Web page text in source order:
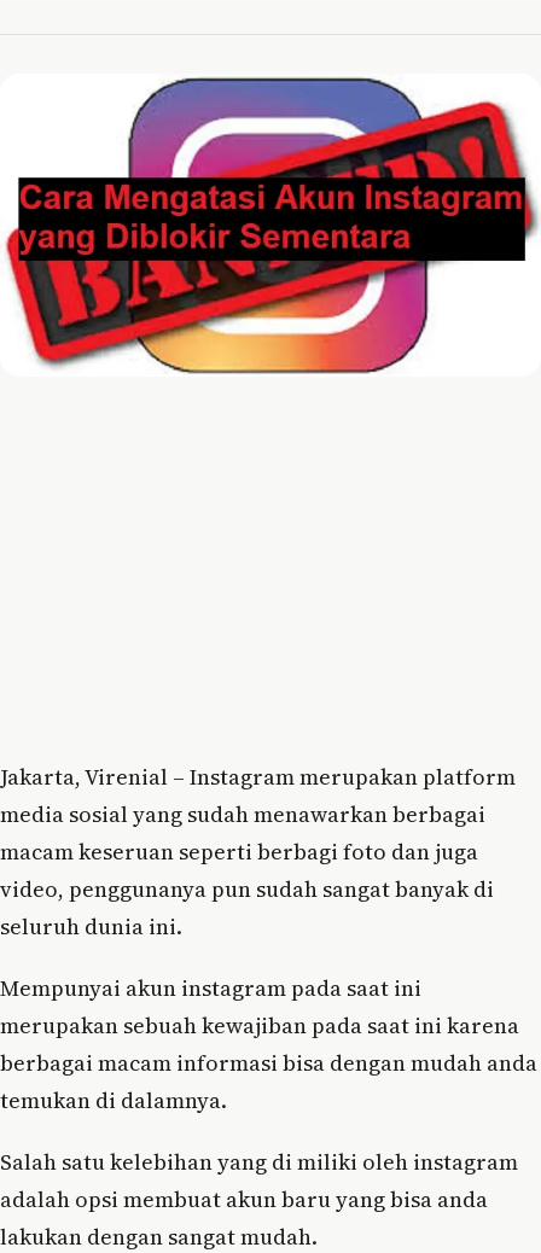
Jakarta, Virenial – Instagram merupakan platform
media sosial yang sudah menawarkan berbagai
macam keseruan seperti berbagi foto dan juga
video, penggunanya pun sudah sangat banyak di
seluruh dunia ini.
Mempunyai akun instagram pada saat ini
merupakan sebuah kewajiban pada saat ini karena
berbagai macam informasi bisa dengan mudah anda
temukan di dalamnya.
Salah satu kelebihan yang di miliki oleh instagram
adalah opsi membuat akun baru yang bisa anda
lakukan dengan sangat mudah.